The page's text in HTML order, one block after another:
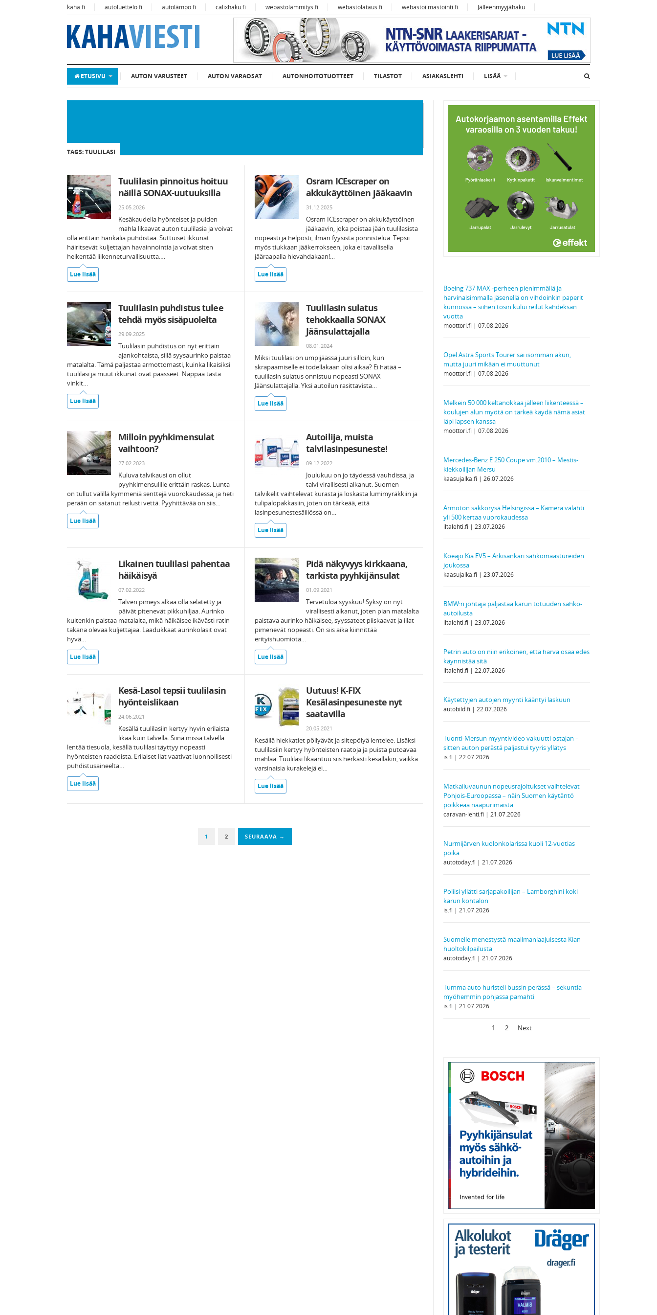
kaha.fi autoluettelo.fi autolämpö.fi calixhaku.fi webastolämmitys.fi webastolataus.fi webastoilmastointi.fi Jälleenmyyjähaku
ETUSIVU AUTON VARUSTEET AUTON VARAOSAT AUTONHOITOTUOTTEET TILASTOT ASIAKASLEHTI LISÄÄ
TAGS: TUULILASI
Tuulilasin pinnoitus hoituu
näillä SONAX-uutuuksilla
25.05.2026
Kesäkaudella hyönteiset ja puiden
mahla likaavat auton tuulilasia ja voivat
olla erittäin hankalia puhdistaa. Suttuiset ikkunat
häiritsevät kuljettajan havainnointia ja voivat siten
heikentää liikenneturvallisuutta.…
Lue lisää
Osram ICEscraper on
akkukäyttöinen jääkaavin
31.12.2025
Osram ICEscraper on akkukäyttöinen
jääkaavin, joka poistaa jään tuulilasista
nopeasti ja helposti, ilman fyysistä ponnistelua. Tepsii
myös tiukkaan jääkerrokseen, joka ei tavallisella
jääraapalla hievahdakaan!…
Lue lisää
Tuulilasin puhdistus tulee
tehdä myös sisäpuolelta
29.09.2025
Tuulilasin puhdistus on nyt erittäin
ajankohtaista, sillä syysaurinko paistaa
matalalta. Tämä paljastaa armottomasti, kuinka likaisiksi
tuulilasi ja muut ikkunat ovat päässeet. Nappaa tästä
vinkit…
Lue lisää
Tuulilasin sulatus
tehokkaalla SONAX
Jäänsulattajalla
08.01.2024
Miksi tuulilasi on umpijäässä juuri silloin, kun
skrapaamiselle ei todellakaan olisi aikaa? Ei hätää –
tuulilasin sulatus onnistuu nopeasti SONAX
Jäänsulattajalla. Yksi autoilun rasittavista…
Lue lisää
Milloin pyyhkimensulat
vaihtoon?
27.02.2023
Kuluva talvikausi on ollut
pyyhkimensulille erittäin raskas. Lunta
on tullut välillä kymmeniä senttejä vuorokaudessa, ja heti
perään on satanut reilusti vettä. Pyyhittävää on siis…
Lue lisää
Autoilija, muista
talvilasinpesuneste!
09.12.2022
Joulukuu on jo täydessä vauhdissa, ja
talvi virallisesti alkanut. Suomen
talvikelit vaihtelevat kurasta ja loskasta lumimyräkkiin ja
tulipalopakkasiin, joten on tärkeää, että
lasinpesunestesäiliössä on…
Lue lisää
Likainen tuulilasi pahentaa
häikäisyä
07.02.2022
Talven pimeys alkaa olla selätetty ja
päivät pitenevät pikkuhiljaa. Aurinko
kuitenkin paistaa matalalta, mikä häikäisee ikävästi ratin
takana olevaa kuljettajaa. Laadukkaat aurinkolasit ovat
hyvä…
Lue lisää
Pidä näkyvyys kirkkaana,
tarkista pyyhkijänsulat
01.09.2021
Tervetuloa syyskuu! Syksy on nyt
virallisesti alkanut, joten pian matalalta
paistava aurinko häikäisee, syyssateet piiskaavat ja illat
pimenevät nopeasti. On siis aika kiinnittää
erityishuomiota…
Lue lisää
Kesä-Lasol tepsii tuulilasin
hyönteislikaan
24.06.2021
Kesällä tuulilasiin kertyy hyvin erilaista
likaa kuin talvella. Siinä missä talvella
lentää tiesuola, kesällä tuulilasi täyttyy nopeasti
hyönteisten raadoista. Erilaiset liat vaativat luonnollisesti
puhdistusaineelta…
Lue lisää
Uutuus! K-FIX
Kesälasinpesuneste nyt
saatavilla
20.05.2021
Kesällä hiekkatiet pöllyävät ja siitepölyä lentelee. Lisäksi
tuulilasiin kertyy hyönteisten raatoja ja puista putoavaa
mahlaa. Tuulilasi likaantuu siis herkästi kesälläkin, vaikka
varsinaisia kurakelejä ei…
Lue lisää
1 2 SEURAAVA →
Boeing 737 MAX -perheen pienimmällä ja
harvinaisimmalla jäsenellä on vihdoinkin paperit
kunnossa – siihen tosin kului reilut kahdeksan
vuotta
moottori.fi 07.08.2026
Opel Astra Sports Tourer sai isomman akun,
mutta juuri mikään ei muuttunut
moottori.fi 07.08.2026
Melkein 50 000 keltanokkaa jälleen liikenteessä –
koulujen alun myötä on tärkeä käydä nämä asiat
läpi lapsen kanssa
moottori.fi 07.08.2026
Mercedes-Benz E 250 Coupe vm.2010 – Mestis-
kiekkoilijan Mersu
kaasujalka.fi 26.07.2026
Armoton sakkorysä Helsingissä – Kamera välähti
yli 500 kertaa vuorokaudessa
iltalehti.fi 23.07.2026
Koeajo Kia EV5 – Arkisankari sähkömaastureiden
joukossa
kaasujalka.fi 23.07.2026
BMW:n johtaja paljastaa karun totuuden sähkö­
autoilusta
iltalehti.fi 23.07.2026
Petrin auto on niin erikoinen, että harva osaa edes
käynnistää sitä
iltalehti.fi 22.07.2026
Käytettyjen autojen myynti kääntyi laskuun
autobild.fi 22.07.2026
Tuonti-Mersun myyntivideo vakuutti ostajan –
sitten auton perästä paljastui tyyris yllätys
is.fi 22.07.2026
Matkailuvaunun nopeusrajoitukset vaihtelevat
Pohjois-Euroopassa – näin Suomen käytäntö
poikkeaa naapurimaista
caravan-lehti.fi 21.07.2026
Nurmijärven kuolonkolarissa kuoli 12-vuotias
poika
autotoday.fi 21.07.2026
Poliisi yllätti sarjapakoilijan – Lamborghini koki
karun kohtalon
is.fi 21.07.2026
Suomelle menestystä maailmanlaajuisesta Kian
huoltokilpailusta
autotoday.fi 21.07.2026
Tumma auto huristeli bussin perässä – sekuntia
myöhemmin pohjassa pamahti
is.fi 21.07.2026
1 2 Next